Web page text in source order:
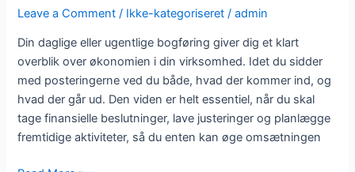
Leave a Comment / Ikke-kategoriseret /admin
Din daglige eller ugentlige bogføring giver dig et klart
overblik over økonomien i din virksomhed. Idet du sidder
med posteringerne ved du både, hvad der kommer ind, og
hvad der går ud. Den viden er helt essentiel, når du skal
tage finansielle beslutninger, lave justeringer og planlægge
fremtidige aktiviteter, så du enten kan øge omsætningen